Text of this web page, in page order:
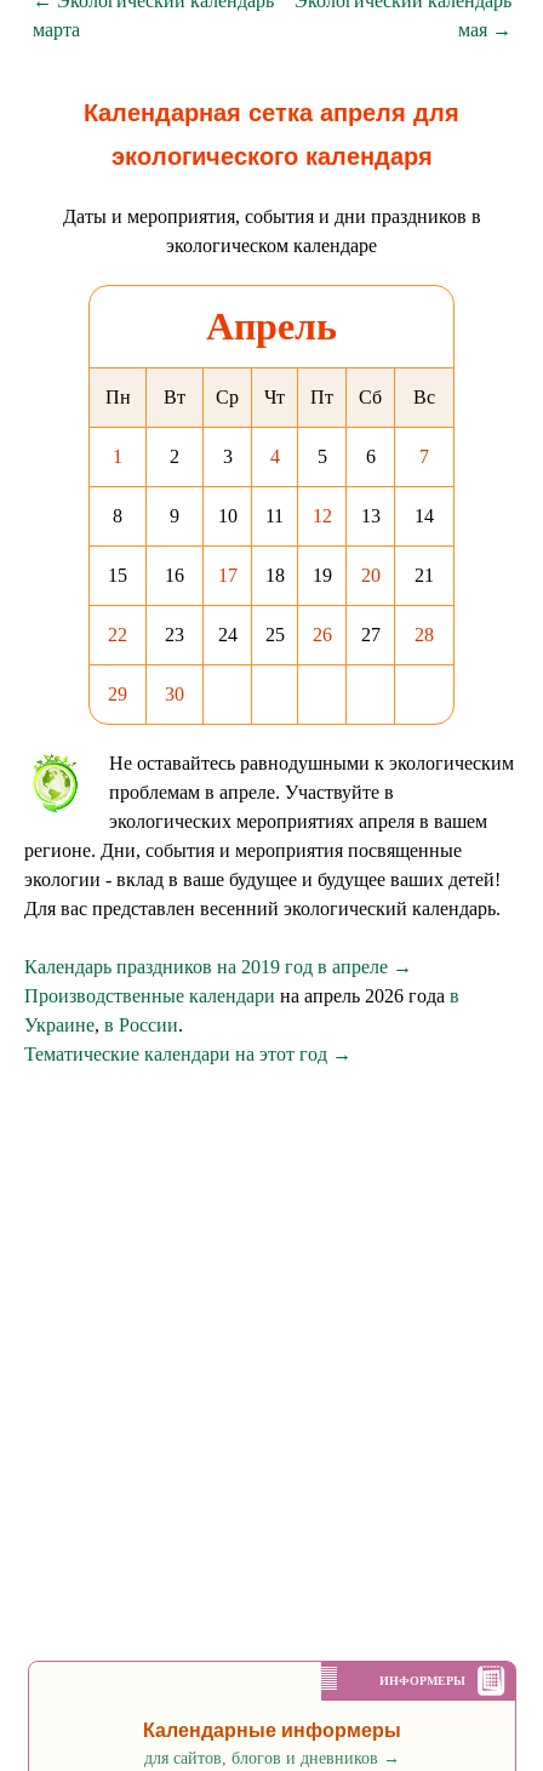
марта
мая →
Календарная сетка апреля для
экологического календаря
Даты и мероприятия, события и дни праздников в
экологическом календаре
Апрель
Пн Вт Ср Чт Пт Сб Вс
1 2 3 4 5 6 7
8 9 10 11 12 13 14
15 16 17 18 19 20 21
22 23 24 25 26 27 28
29 30
Не оставайтесь равнодушными к экологическим
проблемам в апреле. Участвуйте в
экологических мероприятиях апреля в вашем
регионе. Дни, события и мероприятия посвященные
экологии - вклад в ваше будущее и будущее ваших детей!
Для вас представлен весенний экологический календарь.
Календарь праздников на 2019 год в апреле →
Производственные календари на апрель 2026 года в
Украине, в России.
Тематические календари на этот год →
ИНФОРМЕРЫ
Календарные информеры
для сайтов, блогов и дневников →